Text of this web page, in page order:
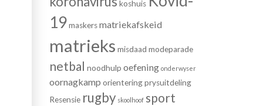
koshuis
19 maskers matriekafskeid
matrieks misdaad modeparade
netbal noodhulp oefening onderwyser
oornagkamp orientering prysuitdeling
Resensie rugby skoolhoof sport